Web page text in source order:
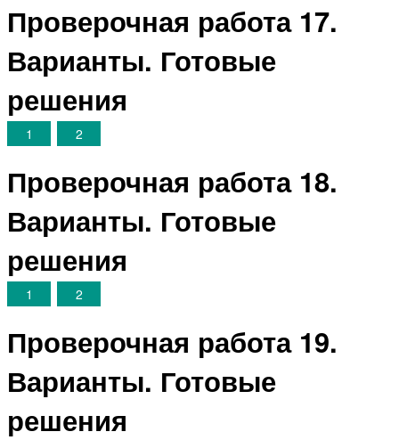
Проверочная работа 17.
Варианты. Готовые
решения
1 2
Проверочная работа 18.
Варианты. Готовые
решения
1 2
Проверочная работа 19.
Варианты. Готовые
решения